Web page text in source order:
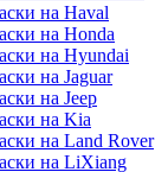
на Haval
на Honda
на Hyundai
на Jaguar
на Jeep
на Kia
на Land Rover
на LiXiang